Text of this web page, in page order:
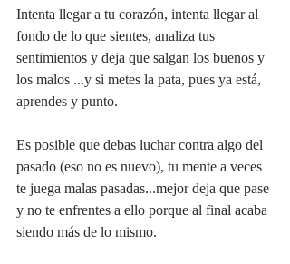
Intenta llegar a tu corazón, intenta llegar al
fondo de lo que sientes, analiza tus
sentimientos y deja que salgan los buenos y
los malos ...y si metes la pata, pues ya está,
aprendes y punto.
Es posible que debas luchar contra algo del
pasado (eso no es nuevo), tu mente a veces
te juega malas pasadas...mejor deja que pase
y no te enfrentes a ello porque al final acaba
siendo más de lo mismo.